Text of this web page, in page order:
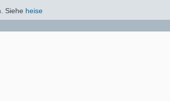
Siehe heise